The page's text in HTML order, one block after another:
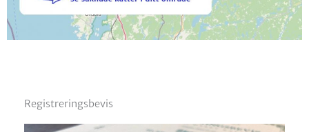
Registreringsbevis